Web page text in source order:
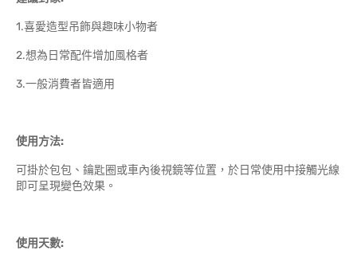
1.喜愛造型吊飾與趣味小物者
2.想為日常配件增加風格者
3.一般消費者皆適用
使用方法:
可掛於包包、鑰匙圈或車內後視鏡等位置，於日常使用中接觸光線
即可呈現變色效果。
使用天數: